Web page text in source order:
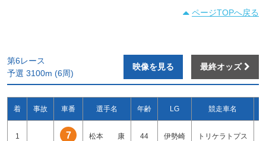
ページTOPへ戻る
第6レース
予選 3100m (6周)
映像を見る 最終オッズ
着 事故 車番 選手名 年齢 LG 競走車名
1 7 松本 康 44 伊勢崎 トリケラトプス